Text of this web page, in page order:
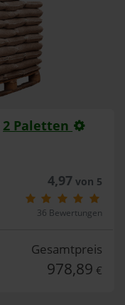
2 Paletten
4,97von 5
36 Bewertungen
Gesamtpreis
978,89 €